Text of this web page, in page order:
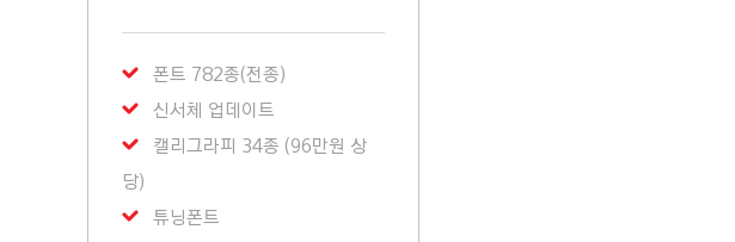
폰트 782종(전종)
신서체 업데이트
캘리그라피 34종 (96만원 상
당)
튜닝폰트